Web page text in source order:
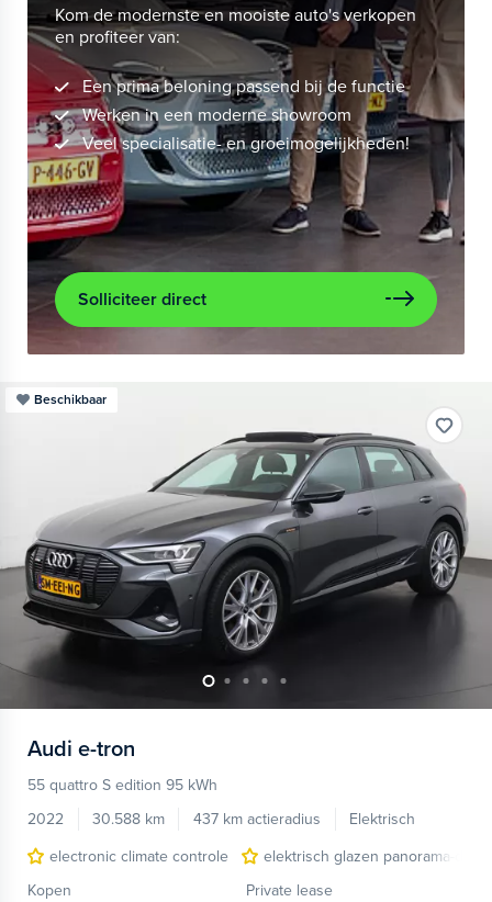
Kom de modernste en mooiste auto's verkopen
en profiteer van:
Een prima beloning passend bij de functie
Werken in een moderne showroom
Veel specialisatie- en groeimogelijkheden!
Solliciteer direct
Beschikbaar
Audi e-tron
55 quattro S edition 95 kWh
2022
30.588 km 437 km actieradius
Elektrisch
electronic climate controle
elektrisch glazen panorama-dak
Kopen
Private lease